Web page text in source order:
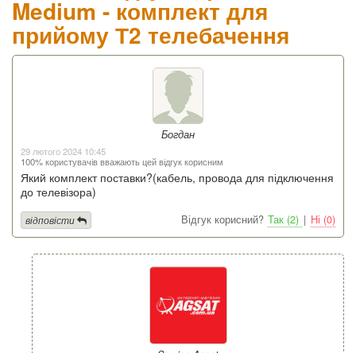
Medium - комплект для
прийому Т2 телебачення
Богдан
29 лютого 2024 10:45
100% користувачів вважають цей відгук корисним
Який комплект поставки?(кабель, провода для підключення
до телевізора)
Відгук корисний? Так (2) | Ні (0)
відповісти